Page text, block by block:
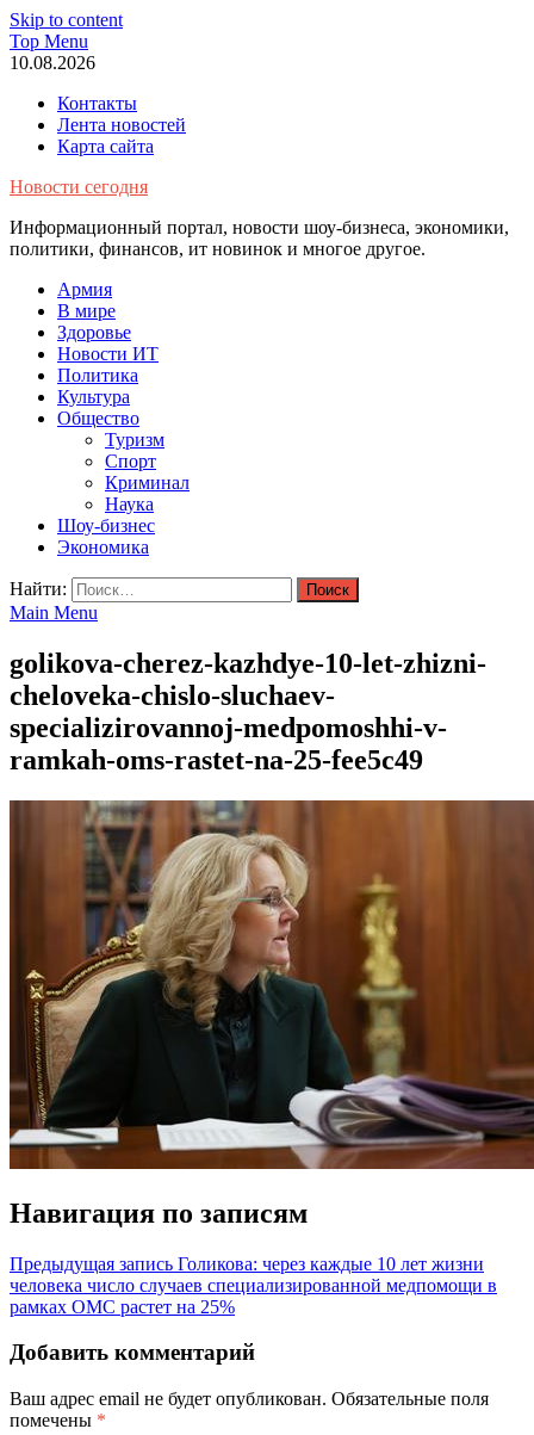
Skip to content
Top Menu
10.08.2026
Контакты
Лента новостей
Карта сайта
Новости сегодня
Информационный портал, новости шоу-бизнеса, экономики,
политики, финансов, ит новинок и многое другое.
Армия
В мире
Здоровье
Новости ИТ
Политика
Культура
Общество
Туризм
Спорт
Криминал
Наука
Шоу-бизнес
Экономика
Найти:
Main Menu
golikova-cherez-kazhdye-10-let-zhizni-
cheloveka-chislo-sluchaev-
specializirovannoj-medpomoshhi-v-
ramkah-oms-rastet-na-25-fee5c49
Навигация по записям
Предыдущая запись Голикова: через каждые 10 лет жизни
человека число случаев специализированной медпомощи в
рамках ОМС растет на 25%
Добавить комментарий
Ваш адрес email не будет опубликован. Обязательные поля
помечены *